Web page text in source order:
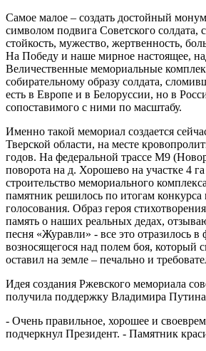
Самое малое – создать достойный
символом подвига Советского солдата,
стойкость, мужество, жертвенность,
На Победу и наше мирное настоящее,
Величественные мемориальные
собирательному образу солдата,
есть в Европе и в Белоруссии, но в
сопоставимого с ними по масштабу.
Именно такой мемориал создается
Тверской области, на месте
годов. На федеральной трассе М9
поворота на д. Хорошево на участке 4
строительство мемориального
памятник решилось по итогам конкурса
голосования. Образ героя
память о наших реальных дедах,
песня «Журавли» - все это отразилось в
возносящегося над полем боя, который
оставил на земле – печально и
Идея создания Ржевского мемориала
получила поддержку Владимира
- Очень правильное, хорошее и
подчеркнул Президент. - Памятник